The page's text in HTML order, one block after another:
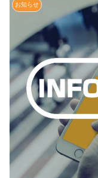
お知らせ